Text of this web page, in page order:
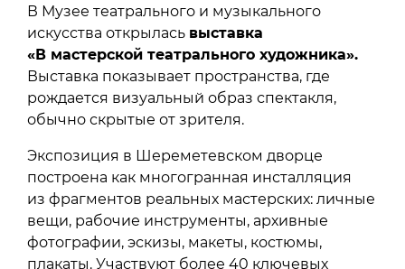
В Музее театрального и музыкального
искусства открылась выставка
«В мастерской театрального художника».
Выставка показывает пространства, где
рождается визуальный образ спектакля,
обычно скрытые от зрителя.
Экспозиция в Шереметевском дворце
построена как многогранная инсталляция
из фрагментов реальных мастерских: личные
вещи, рабочие инструменты, архивные
фотографии, эскизы, макеты, костюмы,
плакаты. Участвуют более 40 ключевых